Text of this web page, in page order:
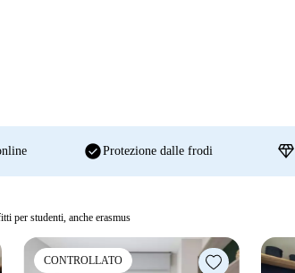
check_circleProtezione dalle frodi diamond
per studenti, anche erasmus
CONTROLLATO